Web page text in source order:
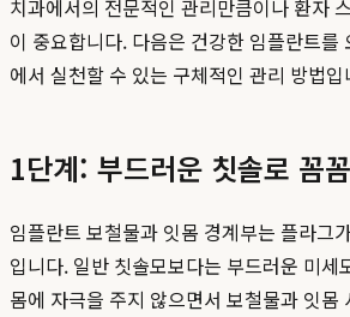
치과에서의 전문적인 관리만큼이나 환자
이 중요합니다. 다음은 건강한 임플란트를
에서 실천할 수 있는 구체적인 관리 방법입
1단계: 부드러운 칫솔로 꼼
임플란트 보철물과 잇몸 경계부는 플라그
입니다. 일반 칫솔모보다는 부드러운 미세
몸에 자극을 주지 않으면서 보철물과 잇몸